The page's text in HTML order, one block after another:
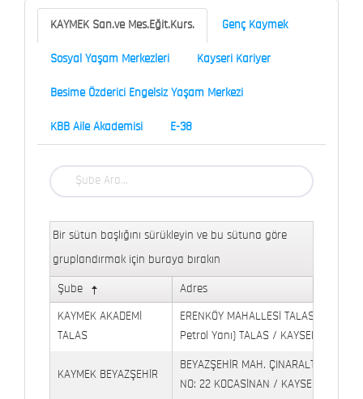
KAYMEK San.ve Mes.Eğit.Kurs. Genç Kaymek
Sosyal Yaşam Merkezleri Kayseri Kariyer
Besime Özderici Engelsiz Yaşam Merkezi
KBB Aile Akademisi E-38
Bir sütun başlığını sürükleyin ve bu sütuna göre
gruplandırmak için buraya bırakın
Şube Adres
KAYMEK AKADEMİ
TALAS
ERENKÖY MAHALLESİ TALAS
Petrol Yanı) TALAS / KAYSERİ
KAYMEK BEYAZŞEHİR
BEYAZŞEHİR MAH. ÇINARALTI
NO: 22 KOCASİNAN / KAYSERİ